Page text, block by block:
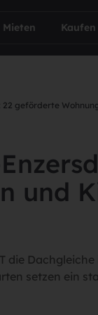
Mieten Kaufen
22 geförderte
und
die
setzen ein